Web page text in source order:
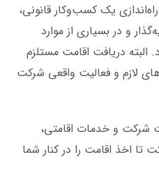
یک کسب‌وکار قانونی،
و در بسیاری از موارد
البته دریافت اقامت مستلزم
لازم و فعالیت واقعی شرکت
شرکت و خدمات اقامتی،
تا اخذ اقامت را در کنار شما